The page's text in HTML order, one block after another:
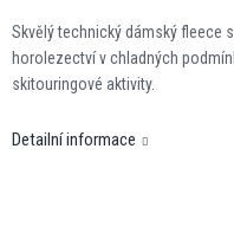
Skvělý technický dámský fleece
horolezectví v chladných
skitouringové aktivity.
Detailní informace